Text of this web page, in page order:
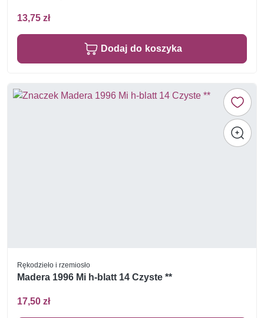
13,75 zł
Dodaj do koszyka
Rękodzieło i rzemiosło
Madera 1996 Mi h-blatt 14 Czyste **
17,50 zł